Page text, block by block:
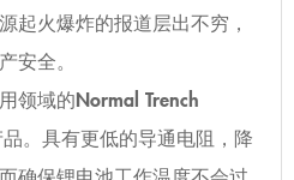
起火爆炸的报道层出不穷，
安全。
领域的Normal Trench
品。具有更低的导通电阻，降
确保锂电池工作温度不会过